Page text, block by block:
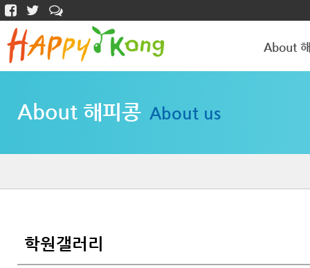
About
About 해피콩 About us
학원갤러리